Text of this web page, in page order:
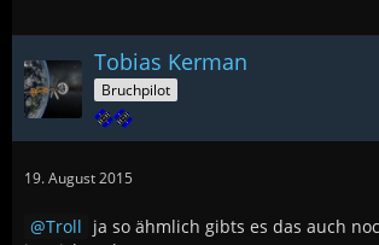
Tobias Kerman
Bruchpilot
19. August 2015
Troll ja so ähmlich gibts es das auch